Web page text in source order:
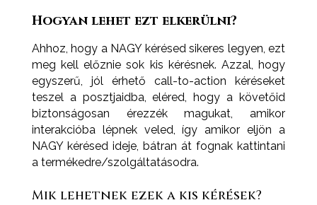
Hogyan lehet ezt elkerülni?
Ahhoz, hogy a NAGY kérésed sikeres legyen, ezt
meg kell előznie sok kis kérésnek. Azzal, hogy
egyszerű, jól érhető call-to-action kéréseket
teszel a posztjaidba, eléred, hogy a követőid
biztonságosan érezzék magukat, amikor
interakcióba lépnek veled, így amikor eljön a
NAGY kérésed ideje, bátran át fognak kattintani
a termékedre/szolgáltatásodra.
Mik lehetnek ezek a kis kérések?